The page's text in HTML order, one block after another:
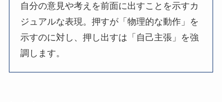
自分の意見や考えを前面に出すことを示すカ
ジュアルな表現。押すが「物理的な動作」を
示すのに対し、押し出すは「自己主張」を強
調します。